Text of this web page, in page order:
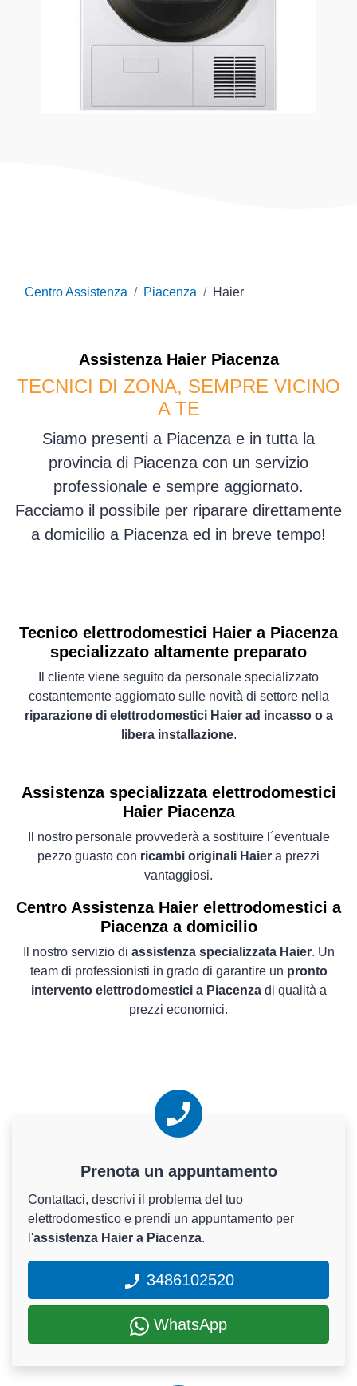
Centro Assistenza Piacenza Haier
Assistenza HaierPiacenza
TECNICI DI ZONA, SEMPRE VICINO
A TE
Siamo presenti a Piacenza e in tutta la
provincia di Piacenza con un servizio
professionale e sempre aggiornato.
Facciamo il possibile per riparare direttamente
a domicilio a Piacenza ed in breve tempo!
Tecnico elettrodomestici Haier a Piacenza
specializzato altamente preparato
Il cliente viene seguito da personale specializzato
costantemente aggiornato sulle novità di settore nella
riparazione di elettrodomestici Haier ad incasso o a
libera installazione.
Assistenza specializzata elettrodomestici
Haier Piacenza
Il nostro personale provvederà a sostituire l´eventuale
pezzo guasto con ricambi originali Haier a prezzi
vantaggiosi.
Centro Assistenza Haier elettrodomestici a
Piacenza a domicilio
Il nostro servizio di assistenza specializzata Haier. Un
team di professionisti in grado di garantire un pronto
intervento elettrodomestici a Piacenzadi qualità a
prezzi economici.
Prenota un appuntamento
Contattaci, descrivi il problema del tuo
elettrodomestico e prendi un appuntamento per
l'assistenza Haier a Piacenza.
3486102520
WhatsApp